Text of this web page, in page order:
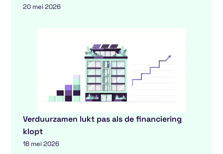
20 mei 2026
Verduurzamen lukt pas als de financiering
klopt
18 mei 2026